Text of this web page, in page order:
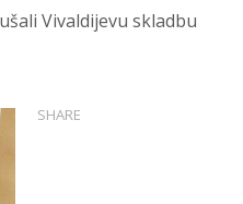
Vivaldijevu skladbu
SHARE